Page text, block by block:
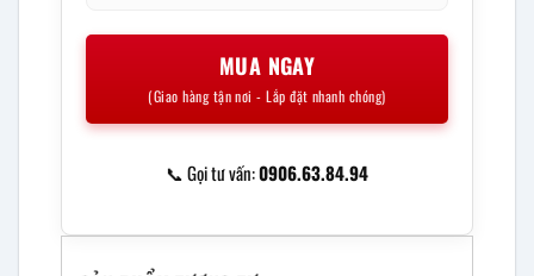
MUA NGAY
(Giao hàng tận nơi - Lắp đặt nhanh chóng)
📞 Gọi tư vấn:0906.63.84.94